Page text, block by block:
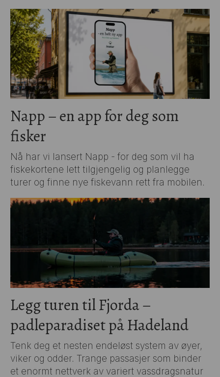
Napp – en app for deg som
fisker
Nå har vi lansert Napp - for deg som vil ha
fiskekortene lett tilgjengelig og planlegge
turer og finne nye fiskevann rett fra mobilen.
Legg turen til Fjorda –
padleparadiset på Hadeland
Tenk deg et nesten endeløst system av øyer,
viker og odder. Trange passasjer som binder
et enormt nettverk av variert vassdragsnatur